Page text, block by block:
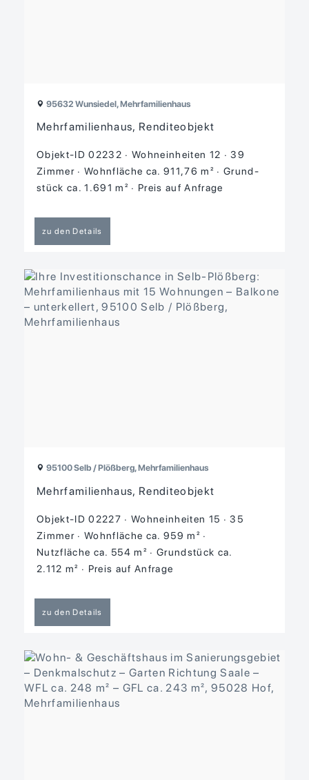
95632 Wunsiedel, Mehrfamilienhaus
Mehrfamilienhaus, Renditeobjekt
Objekt-ID 02232 Wohneinheiten 12
39
Zimmer
Wohnfläche ca. 911,76 m²
Grund­
stück ca. 1.691 m²
Preis auf Anfrage
zu den Details
95100 Selb / Plößberg, Mehrfamilienhaus
Mehrfamilienhaus, Renditeobjekt
Objekt-ID 02227 Wohneinheiten 15
35
Zimmer
Wohnfläche ca. 959 m²
Nutzfläche ca. 554 m²
Grund­stück ca.
2.112 m²
Preis auf Anfrage
zu den Details